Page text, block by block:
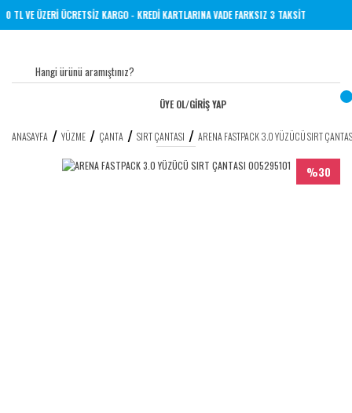
YERİNE 1000 TL VE ÜZERİ ÜCRETSİZ KARGO - KREDİ KARTLARINA VADE FARKSIZ 3
ÜYE OL/GİRİŞ YAP
ANASAYFA YÜZME ÇANTA SIRT ÇANTASI ARENA FASTPACK 3.0 YÜZÜCÜ SIRT
%30